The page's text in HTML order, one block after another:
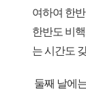
여하여 한
한반도 비
는 시간도
둘째 날에